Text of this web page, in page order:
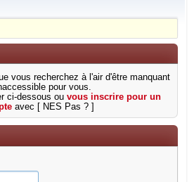
vous recherchez à l'air d'être manquant
pour vous.
ci-dessous ou vous inscrire pour un
avec [ NES Pas ? ]